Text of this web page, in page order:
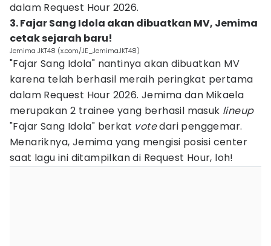
dalam Request Hour 2026.
3. Fajar Sang Idola akan dibuatkan MV, Jemima
cetak sejarah baru!
Jemima JKT48 (x.com/JE_JemimaJKT48)
"Fajar Sang Idola" nantinya akan dibuatkan MV
karena telah berhasil meraih peringkat pertama
dalam Request Hour 2026. Jemima dan Mikaela
merupakan 2 trainee yang berhasil masuk lineup
"Fajar Sang Idola" berkat votedari penggemar.
Menariknya, Jemima yang mengisi posisi center
saat lagu ini ditampilkan di Request Hour, loh!